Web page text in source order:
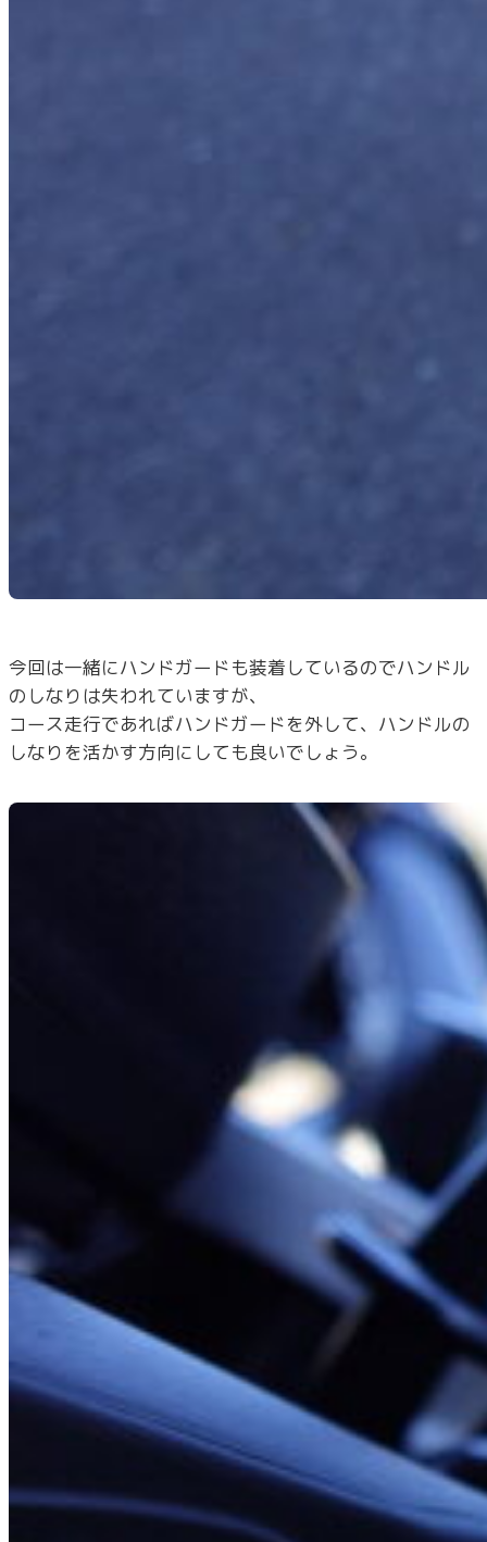
今回は一緒にハンドガードも装着しているのでハンドル
のしなりは失われていますが、
コース走行であればハンドガードを外して、ハンドルの
しなりを活かす方向にしても良いでしょう。